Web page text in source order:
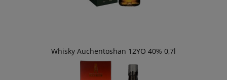
Whisky Auchentoshan 12YO 40% 0,7l